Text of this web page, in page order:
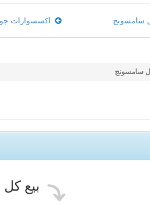
سامسونج اكسسوارات
سامسونج
بيع